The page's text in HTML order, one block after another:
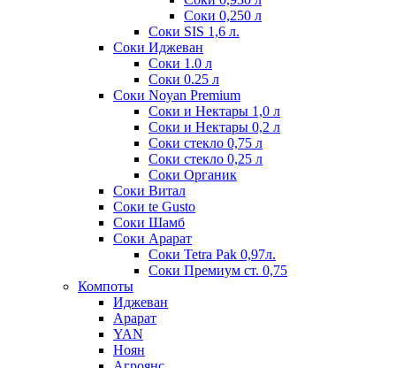
Соки 0,250 л
Соки SIS 1,6 л.
Соки Иджеван
Соки 1.0 л
Соки 0.25 л
Соки Noyan Premium
Соки и Нектары 1,0 л
Соки и Нектары 0,2 л
Соки стекло 0,75 л
Соки стекло 0,25 л
Соки Органик
Соки Витал
Соки te Gusto
Соки Шамб
Соки Арарат
Соки Tetra Pak 0,97л.
Соки Премиум ст. 0,75
Компоты
Иджеван
Арарат
YAN
Ноян